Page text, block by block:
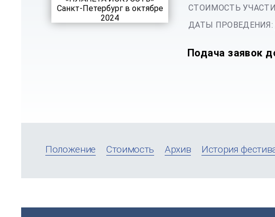
СТОИМОСТЬ
ДАТЫ ПРОВЕДЕНИЯ:
Подача заявок
Положение Стоимость Архив История